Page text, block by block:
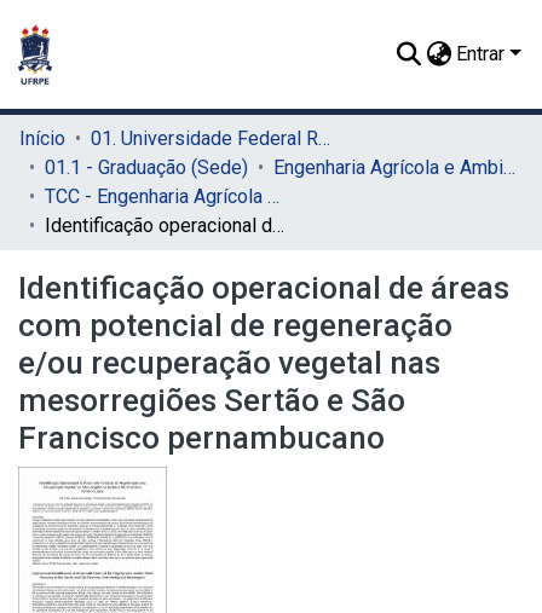
Entrar
Início
01. Universidade Federal Rural de Pernambuco - UFRPE (Sede)
01.1 - Graduação (Sede)
Engenharia Agrícola e Ambiental (Sede)
TCC - Engenharia Agrícola e Ambiental (Sede)
Identificação operacional de áreas com potencial de regeneração e/ou recuperação vegetal nas mesorregiões Sertão e São Francisco pernambucano
Identificação operacional de áreas
com potencial de regeneração
e/ou recuperação vegetal nas
mesorregiões Sertão e São
Francisco pernambucano